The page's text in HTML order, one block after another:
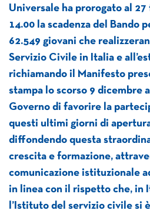
Universale ha prorogato al 27
14.00 la scadenza del Bando
62.549 giovani che
Servizio Civile in Italia e
richiamando il Manifesto
stampa lo scorso 9 dicembre a
Governo di favorire la
questi ultimi giorni di
diffondendo questa
crescita e formazione,
comunicazione istituzionale
in linea con il rispetto che, in
l’Istituto del servizio civile si